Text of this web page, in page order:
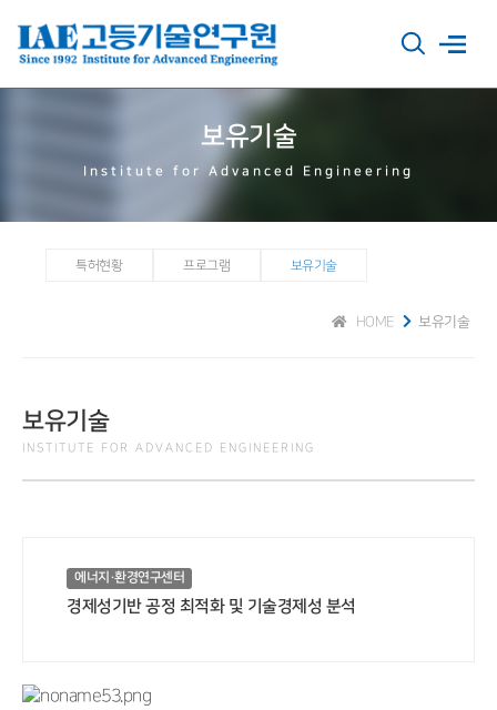
보유기술
Institute for Advanced Engineering
특허현황 프로그램 보유기술
보유기술
HOME
보유기술
INSTITUTE FOR ADVANCED ENGINEERING
에너지·환경연구센터
경제성기반 공정 최적화 및 기술경제성 분석